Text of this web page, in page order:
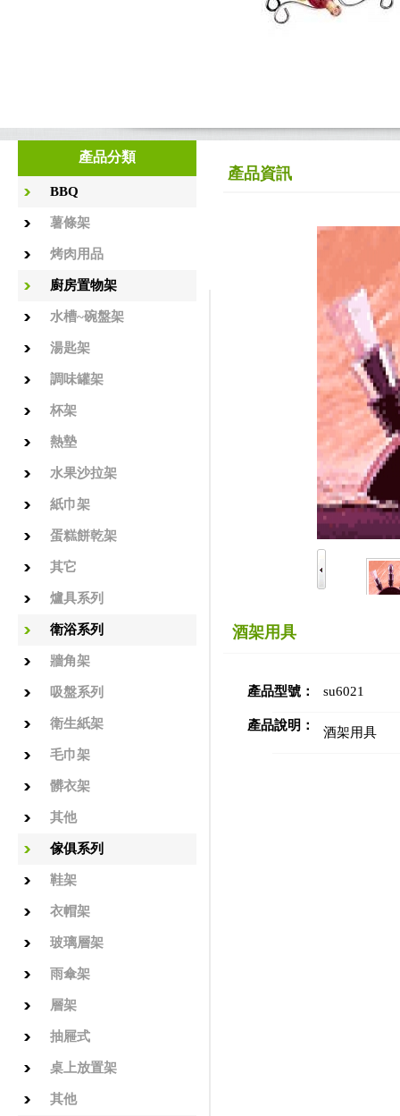
產品分類
BBQ
薯條架
烤肉用品
廚房置物架
水槽~碗盤架
湯匙架
調味罐架
杯架
熱墊
水果沙拉架
紙巾架
蛋糕餅乾架
其它
爐具系列
衛浴系列
牆角架
吸盤系列
衛生紙架
毛巾架
髒衣架
其他
傢俱系列
鞋架
衣帽架
玻璃層架
雨傘架
層架
抽屜式
桌上放置架
其他
產品資訊
酒架用具
產品型號： su6021
產品說明： 酒架用具